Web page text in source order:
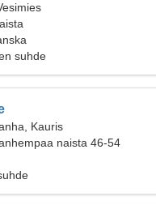
suhde
Kauris
naista 46-54